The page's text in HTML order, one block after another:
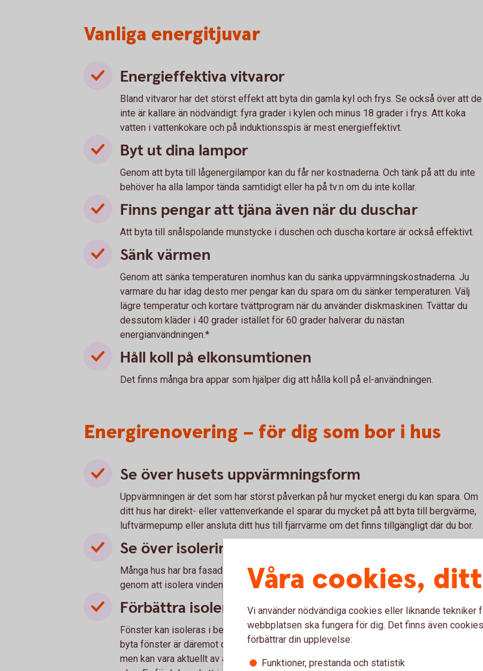
Vanliga energitjuvar
Energieffektiva vitvaror
Bland vitvaror har det störst effekt att byta din gamla kyl och frys. Se också över att de
inte är kallare än nödvändigt: fyra grader i kylen och minus 18 grader i frys. Att koka
vatten i vattenkokare och på induktionsspis är mest energieffektivt.
Byt ut dina lampor
Genom att byta till lågenergilampor kan du får ner kostnaderna. Och tänk på att du inte
behöver ha alla lampor tända samtidigt eller ha på tv:n om du inte kollar.
Finns pengar att tjäna även när du duschar
Att byta till snålspolande munstycke i duschen och duscha kortare är också effektivt.
Sänk värmen
Genom att sänka temperaturen inomhus kan du sänka uppvärmningskostnaderna. Ju
varmare du har idag desto mer pengar kan du spara om du sänker temperaturen. Välj
lägre temperatur och kortare tvättprogram när du använder diskmaskinen. Tvättar du
dessutom kläder i 40 grader istället för 60 grader halverar du nästan
energianvändningen.*
Håll koll på elkonsumtionen
Det finns många bra appar som hjälper dig att hålla koll på el-användningen.
Energirenovering – för dig som bor i hus
Se över husets uppvärmningsform
Uppvärmningen är det som har störst påverkan på hur mycket energi du kan spara. Om
ditt hus har direkt- eller vattenverkande el sparar du mycket på att byta till bergvärme,
luftvärmepump eller ansluta ditt hus till fjärrvärme om det finns tillgängligt där du bor.
Se över isolering av vind och fasad
Många hus har bra fasadisolering, även äldre hus, men många har ”läckande” vindar och
genom att isolera vinden kan du spara energi.
Förbättra isolering av dörrar och fönster
Fönster kan isoleras i befintligt skick genom att sätta in ett lågenergiglas på insidan.
byta fönster är däremot dyrt och lönar sig sällan från ett kostnadsbesparingsperspektiv,
men kan vara aktuellt av andra skäl och då kan du passa på att sätta in energieffektiva
Våra cookies,
Vi använder nödvändiga cookies eller liknande tekniker
webbplatsen ska fungera för dig. Det finns även
förbättrar din upplevelse:
Funktioner, prestanda och statistik